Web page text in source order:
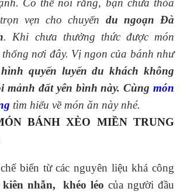
Có thể nói rằng, bạn chưa thỏa
vẹn cho chuyến du ngoạn Đà
. Khi chưa thưởng thức được món
nơi đây. Vị ngon của bánh như
quyến luyến du khách không
mảnh đất yên bình này. Cùng món
tìm hiểu về món ăn này nhé.
BÁNH XÈO MIỀN TRUNG
biến từ các nguyên liệu khá công
kiên nhẫn, khéo léo của người đầu